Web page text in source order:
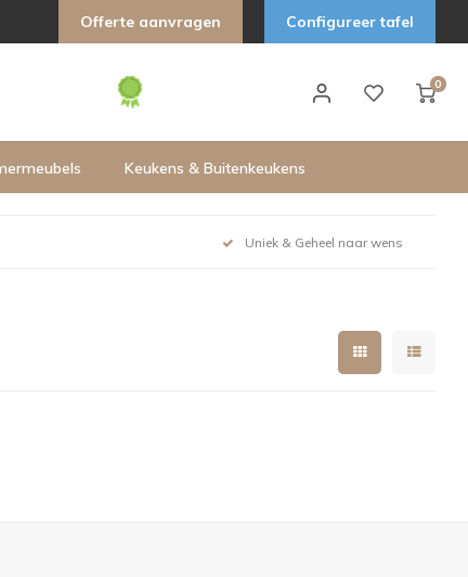
Offerte aanvragen Configureer tafel
0
Keukens & Buitenkeukens
Uniek & Geheel naar wens